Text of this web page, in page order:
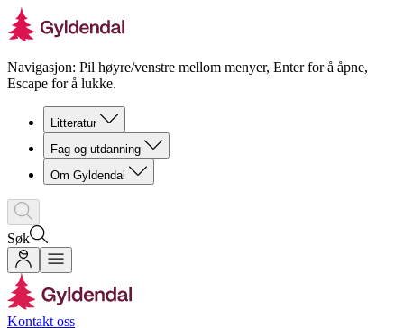
Navigasjon: Pil høyre/venstre mellom menyer, Enter for å åpne,
Escape for å lukke.
Litteratur
Fag og utdanning
Om Gyldendal
Søk
Kontakt oss